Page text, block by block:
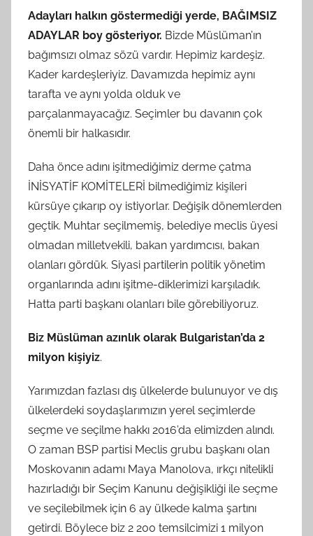
Adayları halkın göstermediği yerde, BAĞIMSIZ
ADAYLAR boy gösteriyor. Bizde Müslüman’ın
bağımsızı olmaz sözü vardır. Hepimiz kardeşiz.
Kader kardeşleriyiz. Davamızda hepimiz aynı
tarafta ve aynı yolda olduk ve
parçalanmayacağız. Seçimler bu davanın çok
önemli bir halkasıdır.
Daha önce adını işitmediğimiz derme çatma
İNİSYATİF KOMİTELERİ bilmediğimiz kişileri
kürsüye çıkarıp oy istiyorlar. Değişik dönemlerden
geçtik. Muhtar seçilmemiş, belediye meclis üyesi
olmadan milletvekili, bakan yardımcısı, bakan
olanları gördük. Siyasi partilerin politik yönetim
organlarında adını işitme-diklerimizi karşıladık.
Hatta parti başkanı olanları bile görebiliyoruz.
Biz Müslüman azınlık olarak Bulgaristan’da 2
milyon kişiyiz.
Yarımızdan fazlası dış ülkelerde bulunuyor ve dış
ülkelerdeki soydaşlarımızın yerel seçimlerde
seçme ve seçilme hakkı 2016’da elimizden alındı.
O zaman BSP partisi Meclis grubu başkanı olan
Moskovanın adamı Maya Manolova, ırkçı nitelikli
hazırladığı bir Seçim Kanunu değişikliği ile seçme
ve seçilebilmek için 6 ay ülkede kalma şartını
getirdi. Böylece biz 2 200 temsilcimizi 1 milyon